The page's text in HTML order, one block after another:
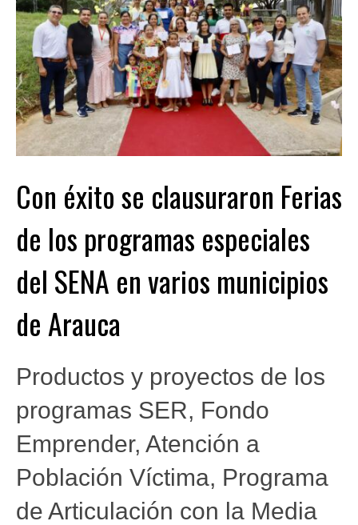
Con éxito se clausuraron Ferias
de los programas especiales
del SENA en varios municipios
de Arauca
Productos y proyectos de los
programas SER, Fondo
Emprender, Atención a
Población Víctima, Programa
de Articulación con la Media